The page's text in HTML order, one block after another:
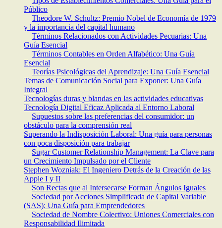
Público
Theodore W. Schultz: Premio Nobel de Economía de 1979
y la importancia del capital humano
Términos Relacionados con Actividades Pecuarias: Una
Guía Esencial
Términos Contables en Orden Alfabético: Una Guía
Esencial
Teorías Psicológicas del Aprendizaje: Una Guía Esencial
Temas de Comunicación Social para Exponer: Una Guía
Integral
Tecnologías duras y blandas en las actividades educativas
Tecnología Digital Eficaz Aplicada al Entorno Laboral
Supuestos sobre las preferencias del consumidor: un
obstáculo para la comprensión real
Superando la Indisposición Laboral: Una guía para personas
con poca disposición para trabajar
Sugar Customer Relationship Management: La Clave para
un Crecimiento Impulsado por el Cliente
Stephen Wozniak: El Ingeniero Detrás de la Creación de las
Apple I y II
Son Rectas que al Intersecarse Forman Ángulos Iguales
Sociedad por Acciones Simplificada de Capital Variable
(SAS): Una Guía para Emprendedores
Sociedad de Nombre Colectivo: Uniones Comerciales con
Responsabilidad Ilimitada